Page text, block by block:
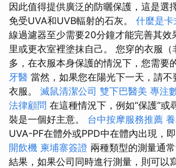
因此值得提供廣泛的防曬保護，這是選
免受UVA和UVB輻射的石灰。 什麼是
線過濾器至少需要20分鐘才能完善其效
里或更衣室裡塗抹自己。 您穿的衣服（
多，在衣服本身保護的情況下，您需要
牙醫 當然，如果您在陽光下一天，請
衣服。 滅鼠清潔公司 雙下巴醫美 專注
法律顧問 在這種情況下，例如“保護”或
裝是一個好主意。 台中按摩服務推薦
UVA-PF在體外或PPD中在體內出現，即​​
開飲機 柬埔寨簽證 兩種類型的測量通
結果，如果公司同時進行測量，則可以